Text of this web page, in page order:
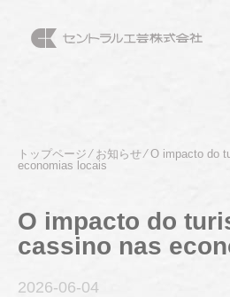
トップページ⁄ お知らせ⁄O impacto do
economias locais
O impacto do
cassino nas
2026-06-04